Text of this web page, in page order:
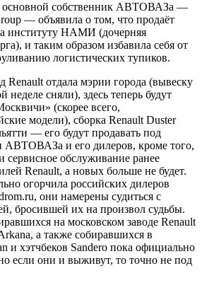
основной собственник АВТОВАЗа —
— объявила о том, что продаёт
НАМИ (дочерняя
и таким образом избавила себя от
логистических тупиков.
Renault отдала мэрии города (вывеску
неделе сняли), здесь теперь будут
(скорее всего,
модели), сборка Renault Duster
— его будут продавать под
АВТОВАЗа и его дилеров, кроме того,
сервисное обслуживание ранее
Renault, а новых больше не будет.
огорчила российских дилеров
они намерены судиться с
бросившей их на произвол судьбы.
на московском заводе Renault
а также собиравшихся в
и хэтчбеков Sandero пока официально
если они и выживут, то точно не под